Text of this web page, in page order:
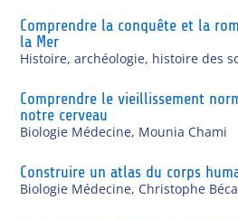
Comprendre la conquête et la
la Mer
Histoire, archéologie, histoire des
Comprendre le vieillissement
notre cerveau
Biologie Médecine, Mounia Chami
Construire un atlas du corps
Biologie Médecine, Christophe